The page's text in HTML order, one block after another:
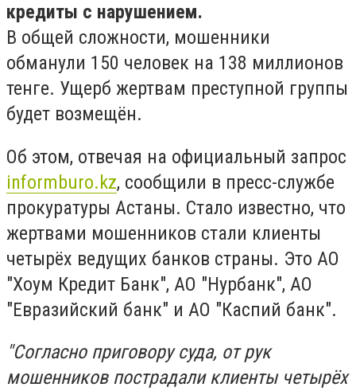
кредиты с нарушением.
В общей сложности, мошенники
обманули 150 человек на 138 миллионов
тенге. Ущерб жертвам преступной группы
будет возмещён.
Об этом, отвечая на официальный запрос
informburo.kz, сообщили в пресс-службе
прокуратуры Астаны. Стало известно, что
жертвами мошенников стали клиенты
четырёх ведущих банков страны. Это АО
"Хоум Кредит Банк", АО "Нурбанк", АО
"Евразийский банк" и АО "Каспий банк".
"Согласно приговору суда, от рук
мошенников пострадали клиенты четырёх